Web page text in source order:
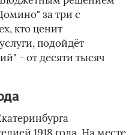
за три с
кто ценит
подойдёт
- от десяти тысяч